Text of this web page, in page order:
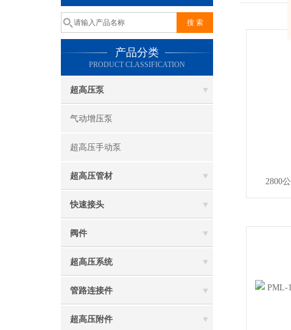
产品分类
PRODUCT CLASSIFICATION
超高压泵
气动增压泵
超高压手动泵
超高压管材
快速接头
阀件
超高压系统
管路连接件
超高压附件
2800